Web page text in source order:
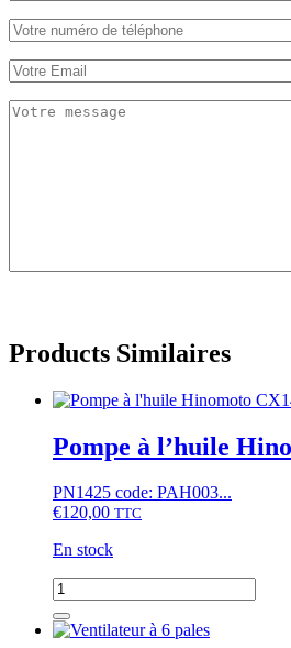
Products Similaires
Pompe à l’huile
PN1425 code: PAH003...
€120,00 TTC
En stock
quantité
de
Pompe